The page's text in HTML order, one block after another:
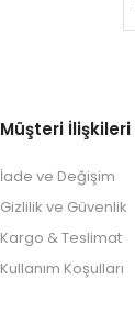
Müşteri İlişkileri
İade ve Değişim
Gizlilik ve Güvenlik
Kargo & Teslimat
Kullanım Koşulları